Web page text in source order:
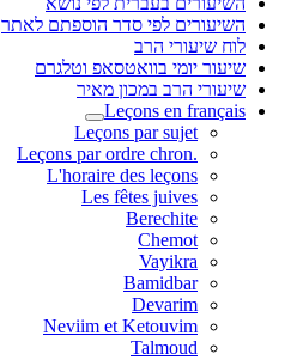
השיעורים לפי סדר הוספתם לאתר
לוח שיעורי הרב
שיעור יומי בוואטסאפ וטלגרם
שיעורי הרב במכון מאיר
Leçons en français
Leçons par sujet
.Leçons par ordre chron
L'horaire des leçons
Les fêtes juives
Berechite
Chemot
Vayikra
Bamidbar
Devarim
Neviim et Ketouvim
Talmoud